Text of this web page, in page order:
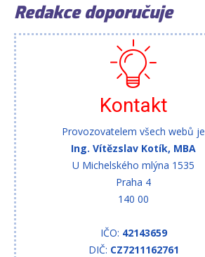
Redakce doporučuje
Kontakt
Provozovatelem všech webů je
Ing. Vítězslav Kotík, MBA
U Michelského mlýna 1535
Praha 4
140 00
IČO: 42143659
DIČ: CZ7211162761